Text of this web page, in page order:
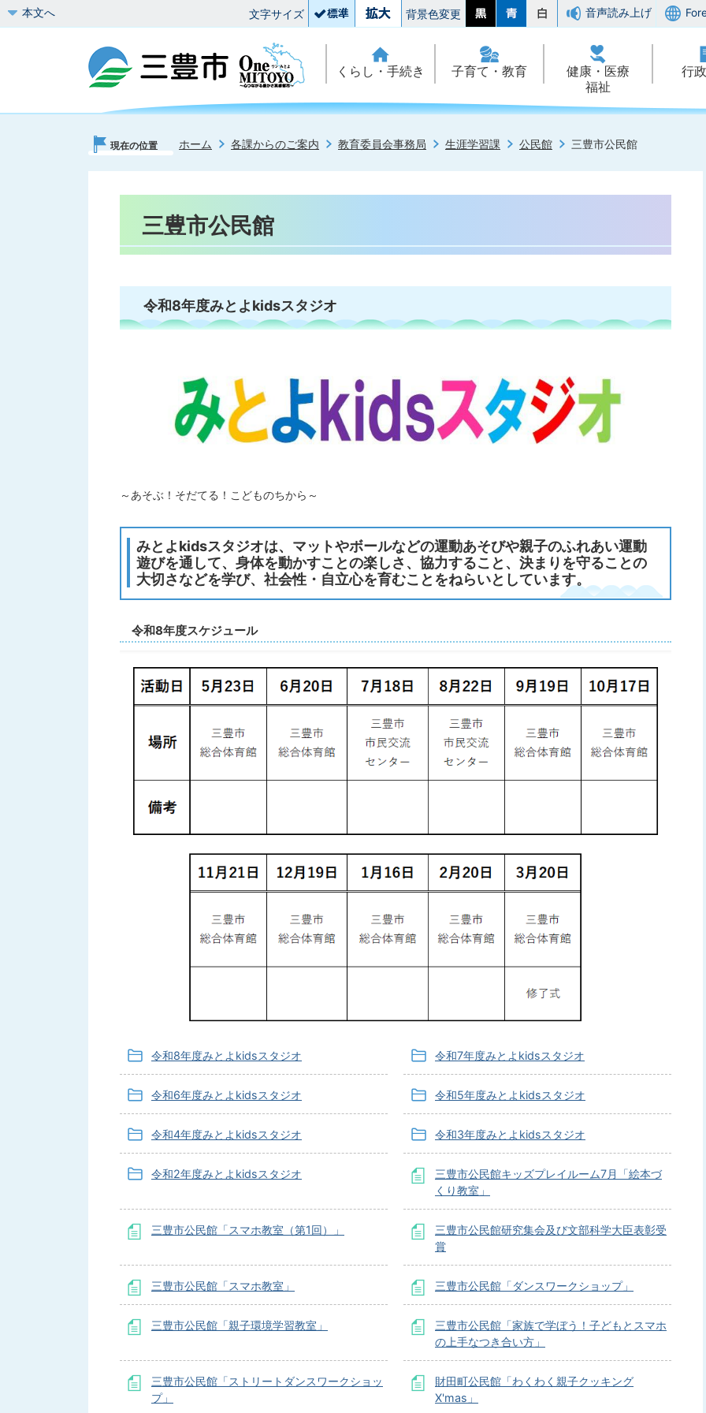
本文へ 文字サイズ 背景色変更 音声読み上げ
くらし・手続き 子育て・教育
健康・医療
福祉
行
現在の位置 ホーム 各課からのご案内 教育委員会事務局 生涯学習課 公民館 三豊市公民館
三豊市公民館
令和8年度みとよkidsスタジオ
～あそぶ！そだてる！こどものちから～
みとよkidsスタジオは、マットやボールなどの運動あそびや親子のふれあい運動
遊びを通して、身体を動かすことの楽しさ、協力すること、決まりを守ることの
大切さなどを学び、社会性・自立心を育むことをねらいとしています。
令和8年度スケジュール
令和8年度みとよkidsスタジオ 令和7年度みとよkidsスタジオ
令和6年度みとよkidsスタジオ 令和5年度みとよkidsスタジオ
令和4年度みとよkidsスタジオ 令和3年度みとよkidsスタジオ
令和2年度みとよkidsスタジオ
三豊市公民館キッズプレイルーム7月「絵本づ
くり教室」
三豊市公民館「スマホ教室（第1回）」
三豊市公民館研究集会及び文部科学大臣表彰受
賞
三豊市公民館「スマホ教室」 三豊市公民館「ダンスワークショップ」
三豊市公民館「親子環境学習教室」
三豊市公民館「家族で学ぼう！子どもとスマホ
の上手なつき合い方」
三豊市公民館「ストリートダンスワークショッ
プ」
財田町公民館「わくわく親子クッキング
X'mas」